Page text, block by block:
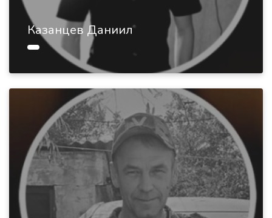
Казанцев Даниил